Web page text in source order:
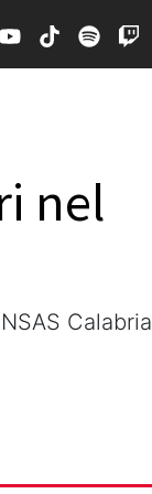
nel
Calabria